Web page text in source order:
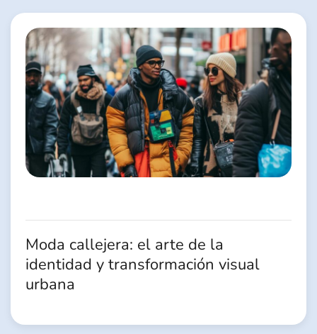
Moda callejera: el arte de la
identidad y transformación visual
urbana